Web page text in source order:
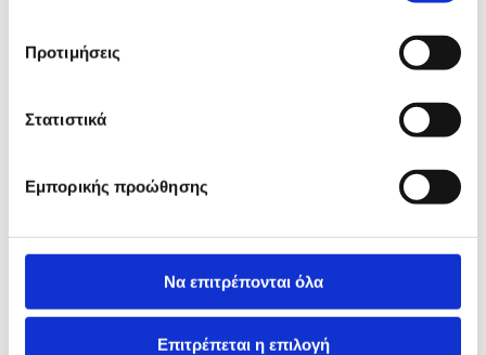
Προτιμήσεις
Στατιστικά
Εμπορικής προώθησης
Να επιτρέπονται όλα
Επιτρέπεται η επιλογή